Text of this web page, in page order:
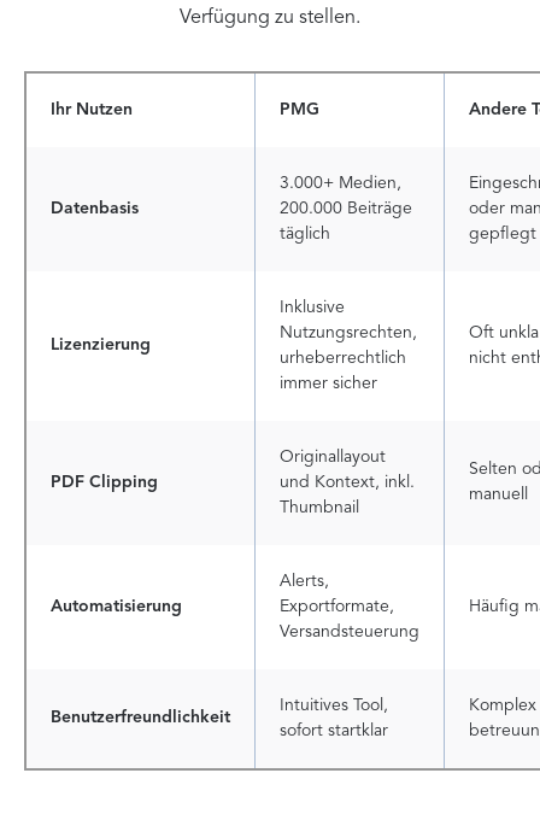
Verfügung zu stellen.
Ihr Nutzen PMG Andere
Datenbasis
3.000+ Medien,
200.000 Beiträge
täglich
oder
gepflegt
Lizenzierung
Inklusive
Nutzungsrechten,
urheberrechtlich
immer sicher
Oft
nicht
PDF Clipping
Originallayout
und Kontext, inkl.
Thumbnail
Selten
manuell
Automatisierung
Alerts,
Exportformate,
Versandsteuerung
Häufig
Benutzerfreundlichkeit
Intuitives Tool,
sofort startklar